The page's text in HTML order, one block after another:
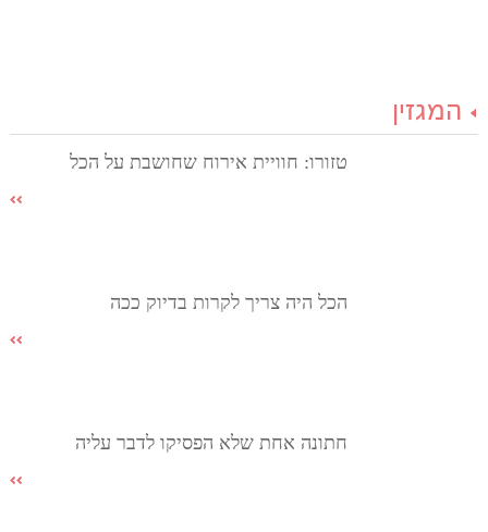
המגזין
טזורו: חוויית אירוח שחושבת על הכל
הכל היה צריך לקרות בדיוק ככה
חתונה אחת שלא הפסיקו לדבר עליה